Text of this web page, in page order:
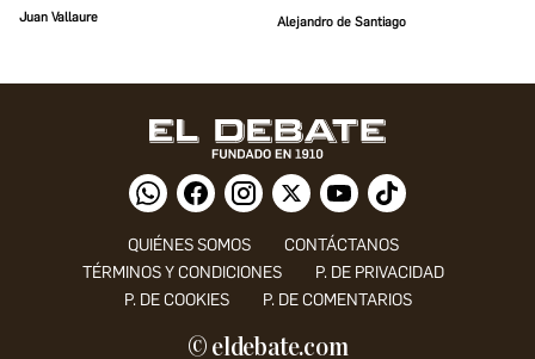
Juan Vallaure Alejandro de Santiago
QUIÉNES SOMOS
CONTÁCTANOS
TÉRMINOS Y CONDICIONES
P. DE PRIVACIDAD
P. DE COOKIES
P. DE COMENTARIOS
© eldebate.com